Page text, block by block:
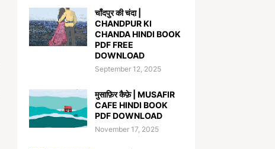
चाँदपुर की चंदा |
CHANDPUR KI
CHANDA HINDI BOOK
PDF FREE
DOWNLOAD
September 12, 2025
मुसाफ़िर कैफ़े | MUSAFIR
CAFE HINDI BOOK
PDF DOWNLOAD
November 17, 2025